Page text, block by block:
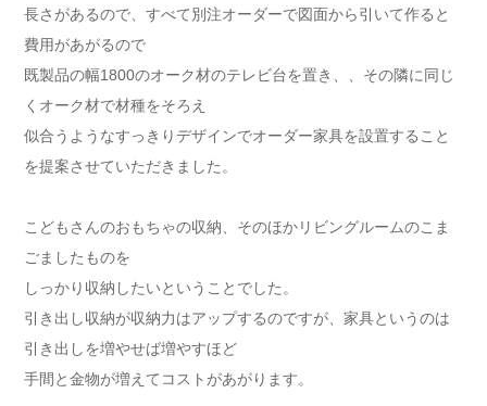
長さがあるので、すべて別注オーダーで図面から引いて作ると
費用があがるので
既製品の幅1800のオーク材のテレビ台を置き、、その隣に同じ
くオーク材で材種をそろえ
似合うようなすっきりデザインでオーダー家具を設置すること
を提案させていただきました。
こどもさんのおもちゃの収納、そのほかリビングルームのこま
ごましたものを
しっかり収納したいということでした。
引き出し収納が収納力はアップするのですが、家具というのは
引き出しを増やせば増やすほど
手間と金物が増えてコストがあがります。